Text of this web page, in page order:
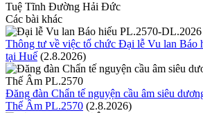
Tuệ Tĩnh Đường Hải Đức
Các bài khác
Thông tư về việc tổ chức Đại lễ Vu lan Báo
tại Huế (2.8.2026)
Đăng đàn Chẩn tế nguyện cầu âm siêu
Thế Âm PL.2570 (2.8.2026)